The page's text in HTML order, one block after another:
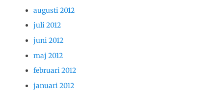
augusti 2012
juli 2012
juni 2012
maj 2012
februari 2012
januari 2012